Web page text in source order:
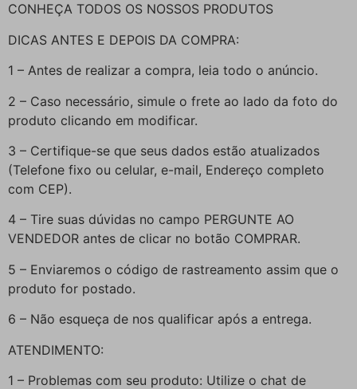
CONHEÇA TODOS OS NOSSOS PRODUTOS
DICAS ANTES E DEPOIS DA COMPRA:
1 – Antes de realizar a compra, leia todo o anúncio.
2 – Caso necessário, simule o frete ao lado da foto do
produto clicando em modificar.
3 – Certifique-se que seus dados estão atualizados
(Telefone fixo ou celular, e-mail, Endereço completo
com CEP).
4 – Tire suas dúvidas no campo PERGUNTE AO
VENDEDOR antes de clicar no botão COMPRAR.
5 – Enviaremos o código de rastreamento assim que o
produto for postado.
6 – Não esqueça de nos qualificar após a entrega.
ATENDIMENTO:
1 – Problemas com seu produto: Utilize o chat de